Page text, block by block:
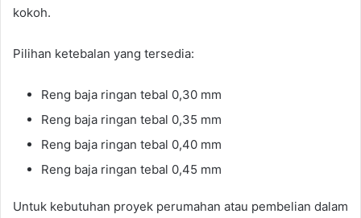
kokoh.
Pilihan ketebalan yang tersedia:
Reng baja ringan tebal 0,30 mm
Reng baja ringan tebal 0,35 mm
Reng baja ringan tebal 0,40 mm
Reng baja ringan tebal 0,45 mm
Untuk kebutuhan proyek perumahan atau pembelian dalam